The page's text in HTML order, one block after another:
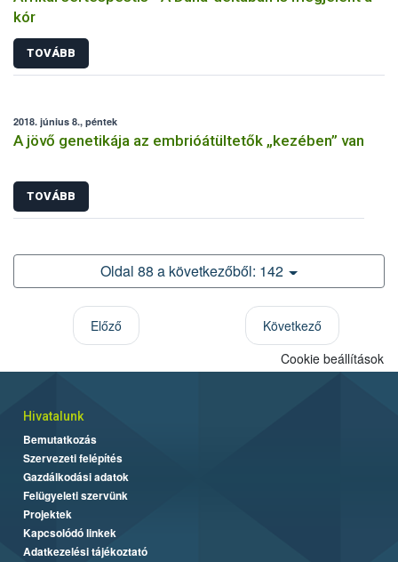
kór
TOVÁBB
2018. június 8., péntek
A jövő genetikája az embrióátültetők „kezében” van
TOVÁBB
Oldal 88 a következőből: 142
Előző
Következő
Cookie beállítások
Hivatalunk
Bemutatkozás
Szervezeti felépítés
Gazdálkodási adatok
Felügyeleti szervünk
Projektek
Kapcsolódó linkek
Adatkezelési tájékoztató